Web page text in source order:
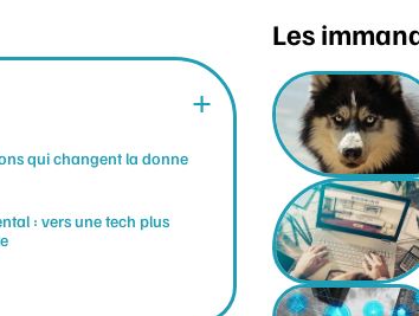
qui changent la donne
: vers une tech plus
Les